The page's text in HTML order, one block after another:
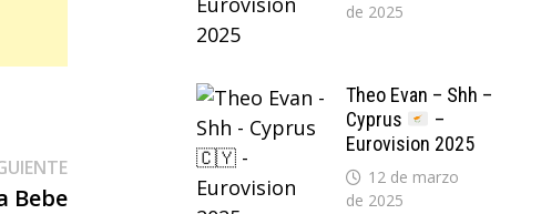
Entrada
siguiente:
Bebe
de 2025
Theo Evan – Shh –
Cyprus
–
Eurovision 2025
12 de marzo
de 2025